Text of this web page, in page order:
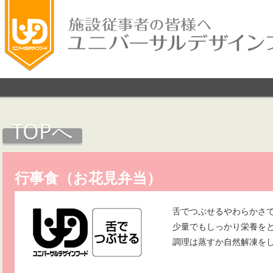
TOPへ
行事食（お花見弁当）
舌でつぶせるやわらかさ
少量でもしっかり栄養を
調理は蒸すか自然解凍を